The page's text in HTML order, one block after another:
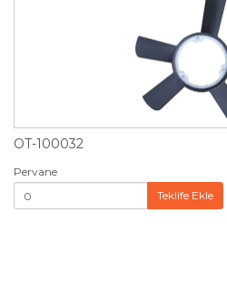
OT-100032
Pervane
Teklife Ekle